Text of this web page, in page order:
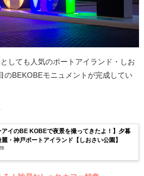
しても人気のポートアイランド・しお
のBEKOBEモニュメントが完成してい
アイのBE KOBEで夜景を撮ってきたよ！】夕暮
・神戸ポートアイランド【しおさい公園】